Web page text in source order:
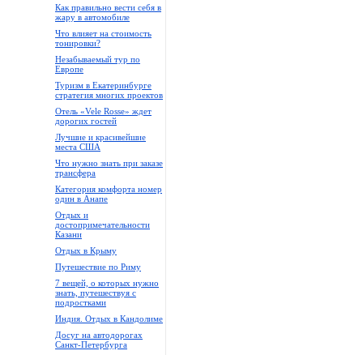
Как правильно вести себя в
жару в автомобиле
Что влияет на стоимость
тонировки?
Незабываемый тур по
Европе
Туризм в Екатеринбурге
стратегия многих проектов
Отель «Vele Rosse» ждет
дорогих гостей
Лучшие и красивейшие
места США
Что нужно знать при заказе
трансфера
Категория комфорта номер
один в Анапе
Отдых и
достопримечательности
Казани
Отдых в Крыму
Путешествие по Риму
7 вещей, о которых нужно
знать, путешествуя с
подростками
Индия. Отдых в Кандолиме
Досуг на автодорогах
Санкт-Петербурга